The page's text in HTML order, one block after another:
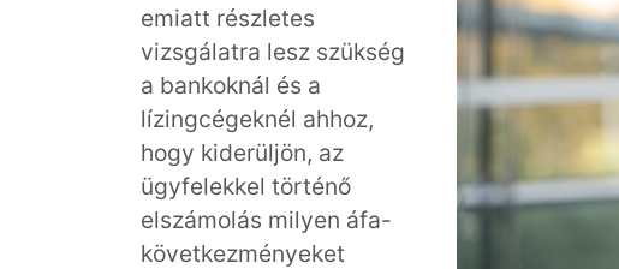
emiatt részletes
vizsgálatra lesz szükség
a bankoknál és a
lízingcégeknél ahhoz,
hogy kiderüljön, az
ügyfelekkel történő
elszámolás milyen áfa-
következményeket